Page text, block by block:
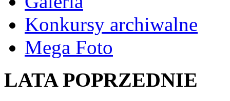
Konkursy archiwalne
Mega Foto
LATA POPRZEDNIE